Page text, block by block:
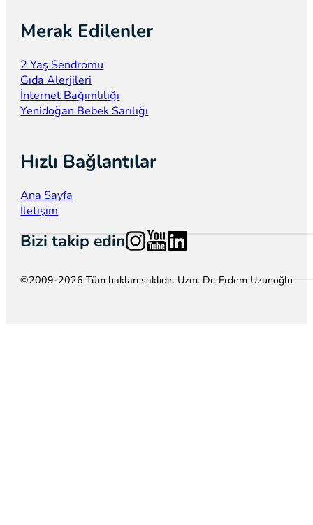
Merak Edilenler
2 Yaş Sendromu
Gıda Alerjileri
İnternet Bağımlılığı
Yenidoğan Bebek Sarılığı
Hızlı Bağlantılar
Ana Sayfa
İletişim
Bizi takip edinFollow us on Instagram
Follow us on YouTube
Follow us on LinkedIn
©2009-2026 Tüm hakları saklıdır. Uzm. Dr. Erdem Uzunoğlu